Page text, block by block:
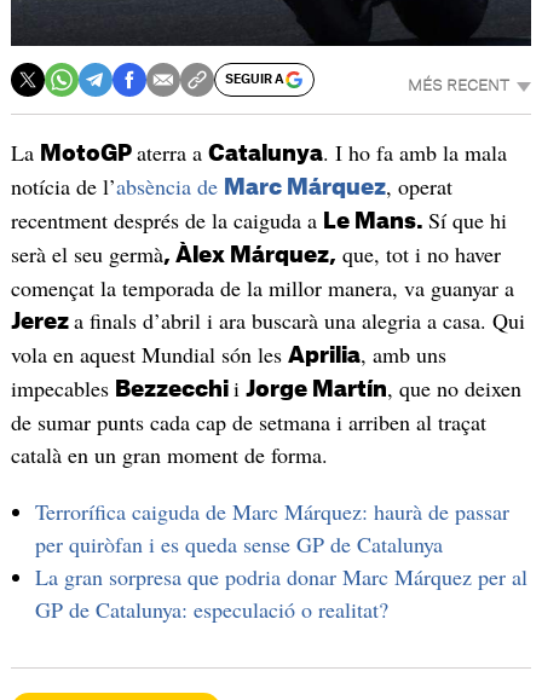
SEGUIR A MÉS RECENT
La MotoGP aterra a Catalunya. I ho fa amb la mala
notícia de l’absència de Marc Márquez, operat
recentment després de la caiguda a Le Mans. Sí que hi
serà el seu germà, Àlex Márquez, que, tot i no haver
començat la temporada de la millor manera, va guanyar a
Jerez a finals d’abril i ara buscarà una alegria a casa. Qui
vola en aquest Mundial són les Aprilia, amb uns
impecables Bezzecchi i Jorge Martín, que no deixen
de sumar punts cada cap de setmana i arriben al traçat
català en un gran moment de forma.
Terrorífica caiguda de Marc Márquez: haurà de passar
per quiròfan i es queda sense GP de Catalunya
La gran sorpresa que podria donar Marc Márquez per al
GP de Catalunya: especulació o realitat?